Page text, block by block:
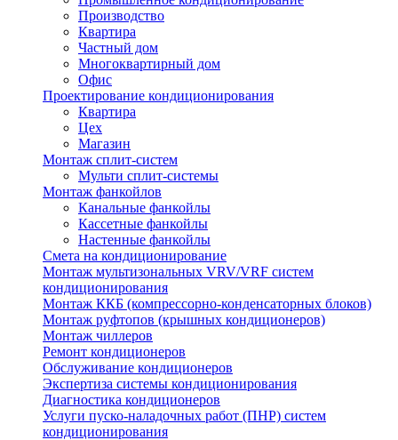
Производство
Квартира
Частный дом
Многоквартирный дом
Офис
Проектирование кондиционирования
Квартира
Цех
Магазин
Монтаж сплит-систем
Мульти сплит-системы
Монтаж фанкойлов
Канальные фанкойлы
Кассетные фанкойлы
Настенные фанкойлы
Смета на кондиционирование
Монтаж мультизональных VRV/VRF систем
кондиционирования
Монтаж ККБ (компрессорно-конденсаторных блоков)
Монтаж руфтопов (крышных кондиционеров)
Монтаж чиллеров
Ремонт кондиционеров
Обслуживание кондиционеров
Экспертиза системы кондиционирования
Диагностика кондиционеров
Услуги пуско-наладочных работ (ПНР) систем
кондиционирования